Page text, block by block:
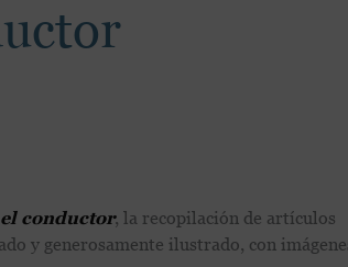
conductor, la recopilación de artículos
y generosamente ilustrado, con